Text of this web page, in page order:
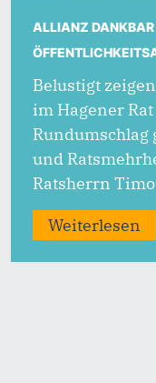
ALLIANZ DANKBAR
Belustigt
im Hagener
Rundumschlag
und
Ratsherrn
Weiterlesen